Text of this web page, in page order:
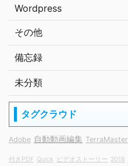
Wordpress
その他
備忘録
未分類
タグクラウド
Adobe 自動動画編集 TerraMaster
付きPDF Quick ビデオストーリー 2018